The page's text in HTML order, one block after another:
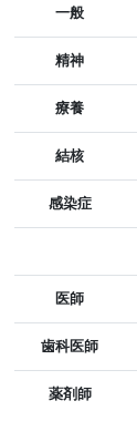
一般
精神
療養
結核
感染症
医師
歯科医師
薬剤師